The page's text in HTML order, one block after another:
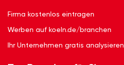
Firma kostenlos eintragen
Werben auf koeln.de/branchen
Ihr Unternehmen gratis analysieren